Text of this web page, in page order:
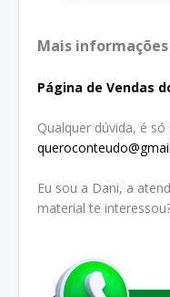
Mais
Página de Vendas
Qualquer dúvida, é
Eu sou a Dani, a
material te